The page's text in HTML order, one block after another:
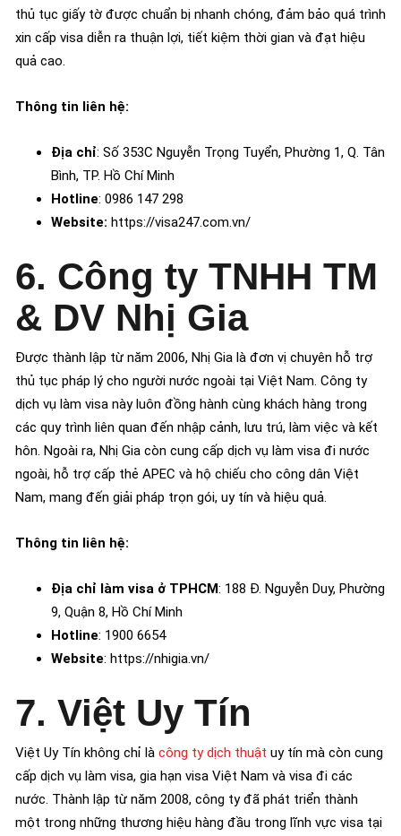
thủ tục giấy tờ được chuẩn bị nhanh chóng, đảm bảo quá trình
xin cấp visa diễn ra thuận lợi, tiết kiệm thời gian và đạt hiệu
quả cao.
Thông tin liên hệ:
Địa chỉ: Số 353C Nguyễn Trọng Tuyển, Phường 1, Q. Tân
Bình, TP. Hồ Chí Minh
Hotline: 0986 147 298
Website: https://visa247.com.vn/
6. Công ty TNHH TM
& DV Nhị Gia
Được thành lập từ năm 2006, Nhị Gia là đơn vị chuyên hỗ trợ
thủ tục pháp lý cho người nước ngoài tại Việt Nam. Công ty
dịch vụ làm visa này luôn đồng hành cùng khách hàng trong
các quy trình liên quan đến nhập cảnh, lưu trú, làm việc và kết
hôn. Ngoài ra, Nhị Gia còn cung cấp dịch vụ làm visa đi nước
ngoài, hỗ trợ cấp thẻ APEC và hộ chiếu cho công dân Việt
Nam, mang đến giải pháp trọn gói, uy tín và hiệu quả.
Thông tin liên hệ:
Địa chỉ làm visa ở TPHCM: 188 Đ. Nguyễn Duy, Phường
9, Quận 8, Hồ Chí Minh
Hotline: 1900 6654
Website: https://nhigia.vn/
7. Việt Uy Tín
Việt Uy Tín không chỉ là công ty dịch thuật uy tín mà còn cung
cấp dịch vụ làm visa, gia hạn visa Việt Nam và visa đi các
nước. Thành lập từ năm 2008, công ty đã phát triển thành
một trong những thương hiệu hàng đầu trong lĩnh vực visa tại